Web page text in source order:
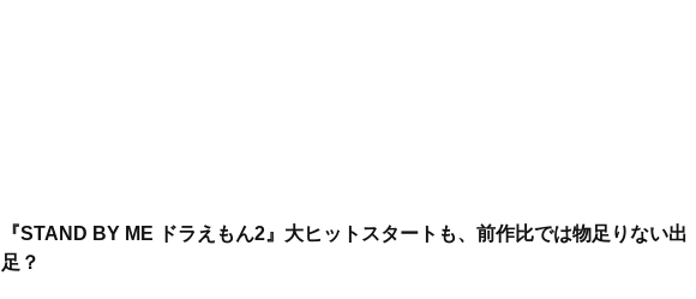
『STAND BY ME ドラえもん2』大ヒットスタートも、前作比では物足りない出
足？